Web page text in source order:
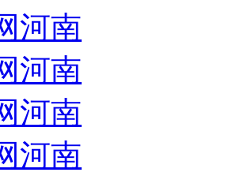
河南
河南
河南
河南